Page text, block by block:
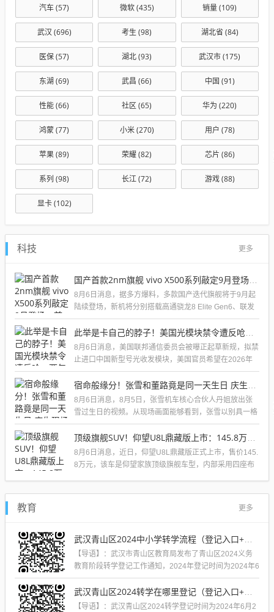
汽车(57) 微软(435) 销量(109)
武汉(696) 考生(98) 湖北省 (84)
医保(57) 湖北(93) 武汉市(175)
东湖 (69) 武昌 (66) 中国 (91)
性能(66) 社区(65) 华为 (220)
鸿蒙(77) 小米(270) 用户 (78)
苹果(89) 荣耀(82) 芯片 (86)
系列 (98) 长江(72) 游戏(88)
显卡(102)
科技 更多
国产首款2nm旗舰 vivo X500系列敲定9月登场：首发天玑9600 Pro
8月6日消息，据多方爆料，多款国产迭代旗舰将于9月起
陆续登场，新机将分别搭载高通骁龙8 Elite Gen6、联发
科天玑...
此举是卡自己的脖子！美国光模块禁令遭反呛：两年内根本找不到替代
8月6日消息，美国联邦通信委员会被曝正起草新规，拟禁
止进口中国新型号光收发模块，美国官员希望在2026年
内公布并实施该禁...
宿命般缘分！张雪和董路竟是同一天生日 庆生现场画面流出
8月6日消息，8月5日，张雪机车核心合伙人丹姐放出张
雪过生日的视频。从现场画面能够看到，张雪以别具一格
的 "铁砂掌"方式...
顶级旗舰SUV！仰望U8L鼎藏版上市：145.8万配甲骨文黄金车标
8月6日消息，近日，仰望U8L鼎藏版正式上市，售价145.
8万元，该车是仰望家族顶级旗舰车型，内部采用四座布
教育 更多
武汉青山区2024中小学转学流程（登记入口+时间+材料）
【导语】：武汉市青山区教育局发布了青山区2024义务
教育阶段转学登记工作通知，2024年登记时间为2024年6
月24日--2024年6月...
武汉青山区2024转学在哪里登记（登记入口+登记时间+所需材料）
【导语】：武汉青山区2024转学登记时间为2024年6月2